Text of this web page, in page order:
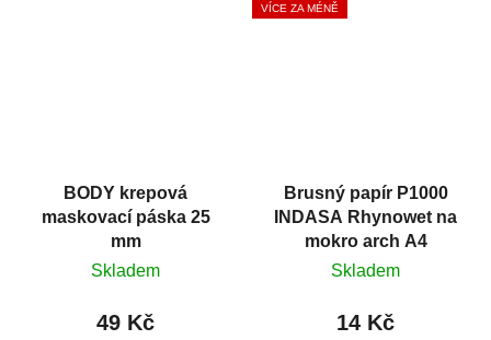
BODY krepová
maskovací páska 25
mm
Skladem
49 Kč
VÍCE ZA MÉNĚ
Brusný papír P1000
INDASA Rhynowet na
mokro arch A4
Skladem
14 Kč